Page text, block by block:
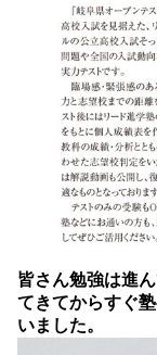
皆さん勉強は進
てきてからすぐ
いました。